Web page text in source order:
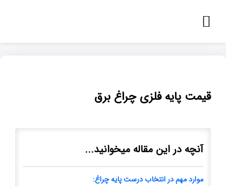
قیمت پایه فلزی چراغ برق
آنچه در این مقاله میخوانید...
موارد مهم در انتخاب درست پایه چراغ: